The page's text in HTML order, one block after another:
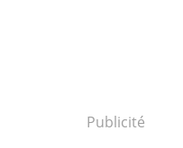
Publicité